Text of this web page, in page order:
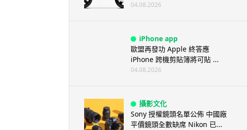
04.08.2026
iPhone app
歐盟再發功 Apple 終答應
iPhone 跨機剪貼簿將可貼 ...
04.08.2026
攝影文化
Sony 授權鏡頭名單公佈 中國廠
平價鏡頭全數缺席 Nikon 已...